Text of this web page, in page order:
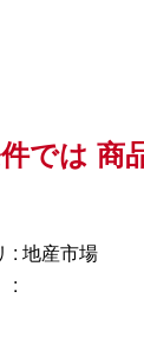
では 商
: 地産市場
: